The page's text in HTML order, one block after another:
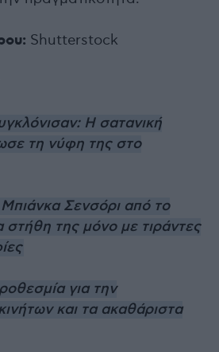
Shutterstock
Η σατανική
τη νύφη της στο
Σενσόρι από το
στήθη της μόνο με τιράντες
για την
και τα ακαθάριστα